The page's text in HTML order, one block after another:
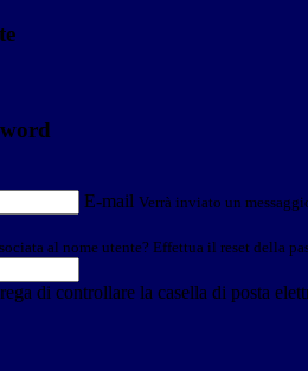
E-mail Verrà inviato un
al nome utente? Effettua il reset della
di controllare la casella di posta